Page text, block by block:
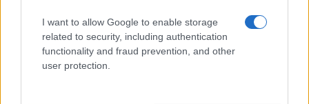
I want to allow Google to enable storage
related to security, including authentication
functionality and fraud prevention, and other
user protection.